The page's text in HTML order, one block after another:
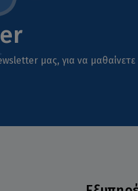
μας, για να μαθαίνετε